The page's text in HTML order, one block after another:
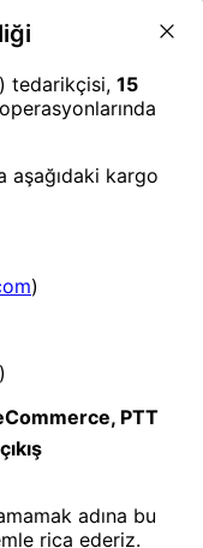
keşfedin, işinizi
verimli bir şekilde